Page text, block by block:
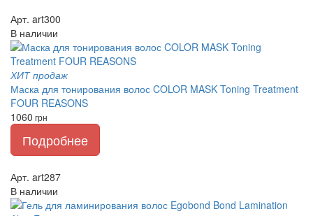
Арт. art300
В наличии
ХИТ продаж
Маска для тонирования волос COLOR MASK Toning Treatment
FOUR REASONS
1060 грн
Подробнее
Арт. art287
В наличии